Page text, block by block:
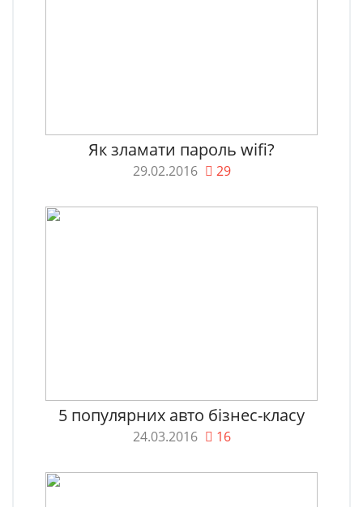
Як зламати пароль wifi?
29.02.2016 29
5 популярних авто бізнес-класу
24.03.2016 16